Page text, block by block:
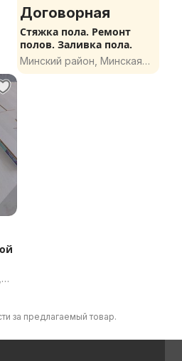
Договорная
Стяжка пола. Ремонт
полов. Заливка пола.
Минский район, Минская
область
за предлагаемый товар.